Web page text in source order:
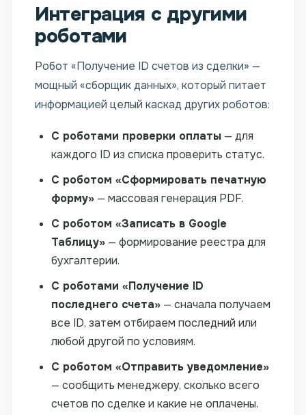
Интеграция с другими
роботами
Робот «Получение ID счетов из сделки» —
мощный «сборщик данных», который питает
информацией целый каскад других роботов:
С роботами проверки оплаты — для
каждого ID из списка проверить статус.
С роботом «Сформировать печатную
форму» — массовая генерация PDF.
С роботом «Записать в Google
Таблицу» — формирование реестра для
бухгалтерии.
С роботами «Получение ID
последнего счета» — сначала получаем
все ID, затем отбираем последний или
любой другой по условиям.
С роботом «Отправить уведомление»
— сообщить менеджеру, сколько всего
счетов по сделке и какие не оплачены.